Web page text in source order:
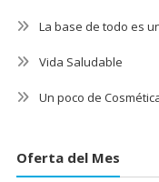
La base de todo es
Vida Saludable
Un poco de
Oferta del Mes